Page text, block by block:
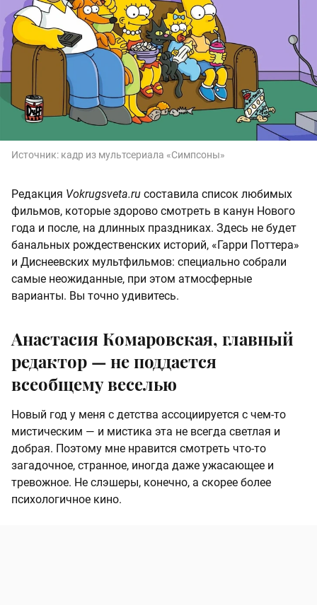
Источник: кадр из мультсериала «Симпсоны»
Редакция Vokrugsveta.ru составила список любимых
фильмов, которые здорово смотреть в канун Нового
года и после, на длинных праздниках. Здесь не будет
банальных рождественских историй, «Гарри Поттера»
и Диснеевских мультфильмов: специально собрали
самые неожиданные, при этом атмосферные
варианты. Вы точно удивитесь.
Анастасия Комаровская, главный
редактор — не поддается
всеобщему веселью
Новый год у меня с детства ассоциируется с чем-то
мистическим — и мистика эта не всегда светлая и
добрая. Поэтому мне нравится смотреть что-то
загадочное, странное, иногда даже ужасающее и
тревожное. Не слэшеры, конечно, а скорее более
психологичное кино.